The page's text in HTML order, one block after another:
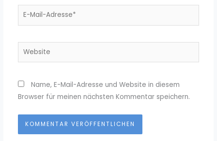
E-
Website
Name, E-Mail-Adresse und Website in diesem
Browser für meinen nächsten Kommentar speichern.